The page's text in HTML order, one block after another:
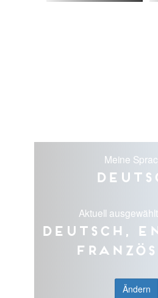
Meine
Aktuell
Deutsch,
Ändern